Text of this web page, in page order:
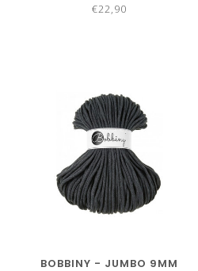
€22,90
BOBBINY - JUMBO 9MM